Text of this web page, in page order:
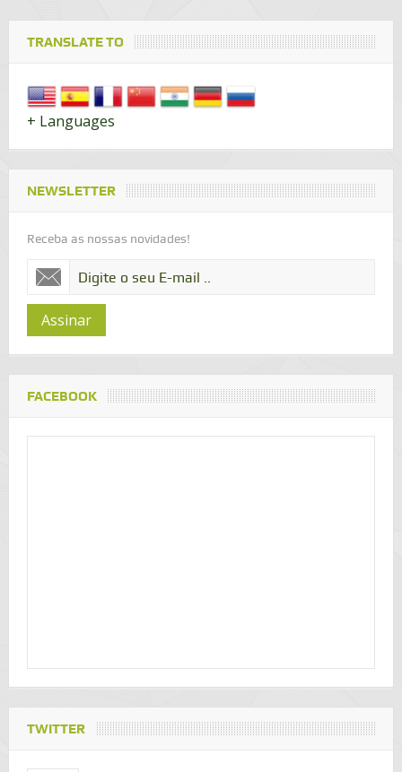
TRANSLATE TO
+ Languages
NEWSLETTER
Receba as nossas novidades!
Assinar
FACEBOOK
TWITTER